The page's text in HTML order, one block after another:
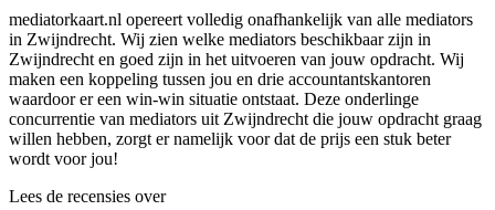
mediatorkaart.nl opereert volledig onafhankelijk van alle mediators
in Zwijndrecht. Wij zien welke mediators beschikbaar zijn in
Zwijndrecht en goed zijn in het uitvoeren van jouw opdracht. Wij
maken een koppeling tussen jou en drie accountantskantoren
waardoor er een win-win situatie ontstaat. Deze onderlinge
concurrentie van mediators uit Zwijndrecht die jouw opdracht graag
willen hebben, zorgt er namelijk voor dat de prijs een stuk beter
wordt voor jou!
Lees de recensies over